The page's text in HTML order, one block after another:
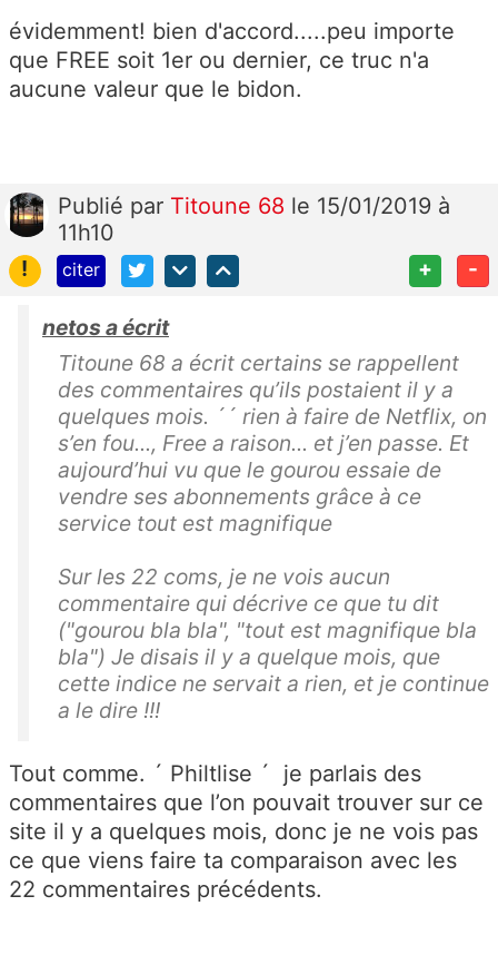
évidemment! bien d'accord.....peu importe
que FREE soit 1er ou dernier, ce truc n'a
aucune valeur que le bidon.
Publié par Titoune 68 le 15/01/2019 à
11h10
!
citer + -
netos a écrit
Titoune 68 a écrit certains se rappellent
des commentaires qu’ils postaient il y a
quelques mois. ´´ rien à faire de Netflix, on
s’en fou..., Free a raison... et j’en passe. Et
aujourd’hui vu que le gourou essaie de
vendre ses abonnements grâce à ce
service tout est magnifique
Sur les 22 coms, je ne vois aucun
commentaire qui décrive ce que tu dit
("gourou bla bla", "tout est magnifique bla
bla") Je disais il y a quelque mois, que
cette indice ne servait a rien, et je continue
a le dire !!!
Tout comme. ´ Philtlise ´ je parlais des
commentaires que l’on pouvait trouver sur ce
site il y a quelques mois, donc je ne vois pas
ce que viens faire ta comparaison avec les
22 commentaires précédents.